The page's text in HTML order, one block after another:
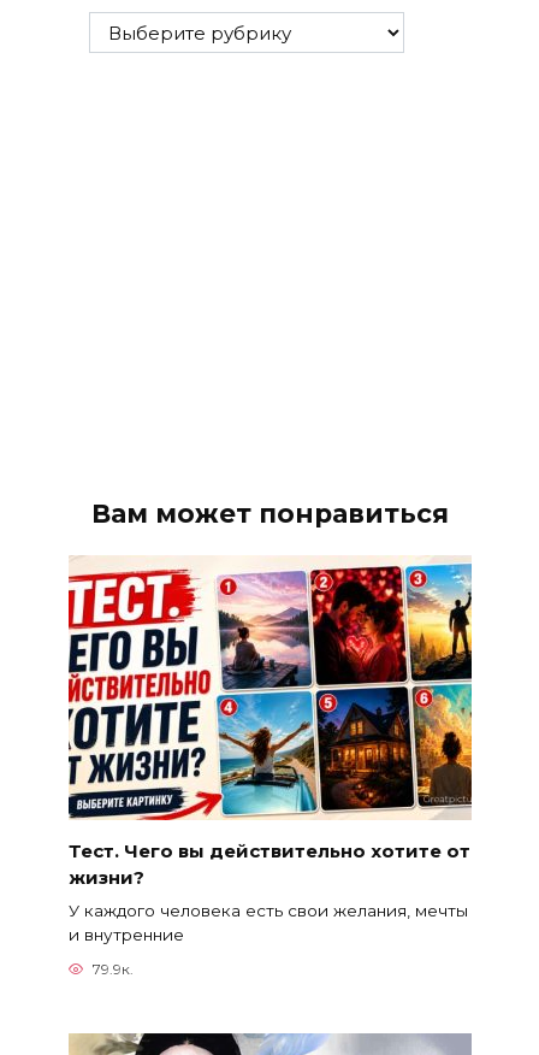
Все
рубрики
Вам может понравиться
Тест. Чего вы действительно хотите от
жизни?
У каждого человека есть свои желания, мечты
и внутренние
79.9к.